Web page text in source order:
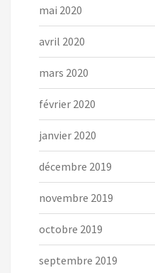
mai 2020
avril 2020
mars 2020
février 2020
janvier 2020
décembre 2019
novembre 2019
octobre 2019
septembre 2019